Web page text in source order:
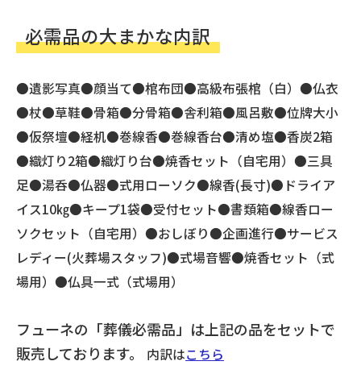
必需品の大まかな内訳
●遺影写真●顔当て●棺布団●高級布張棺（白）●仏衣
●杖●草鞋●骨箱●分骨箱●舎利箱●風呂敷●位牌大小
●仮祭壇●経机●巻線香●巻線香台●清め塩●香炭2箱
●織灯り2箱●織灯り台●焼香セット（自宅用）●三具
足●湯呑●仏器●式用ローソク●線香(長寸)●ドライア
イス10㎏●キープ1袋●受付セット●書類箱●線香ロー
ソクセット（自宅用）●おしぼり●企画進行●サービス
レディー(火葬場スタッフ)●式場音響●焼香セット（式
場用）●仏具一式（式場用）
フューネの「葬儀必需品」は上記の品をセットで
販売しております。
内訳はこちら